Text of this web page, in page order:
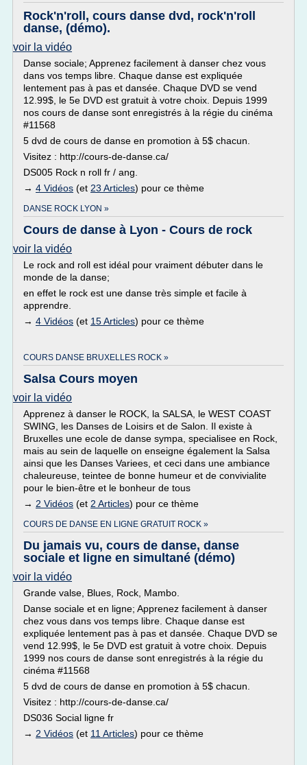
Rock'n'roll, cours danse dvd, rock'n'roll
danse, (démo).
voir la vidéo
Danse sociale; Apprenez facilement à danser chez vous
dans vos temps libre. Chaque danse est expliquée
lentement pas à pas et dansée. Chaque DVD se vend
12.99$, le 5e DVD est gratuit à votre choix. Depuis 1999
nos cours de danse sont enregistrés à la régie du cinéma
#11568
5 dvd de cours de danse en promotion à 5$ chacun.
Visitez : http://cours-de-danse.ca/
DS005 Rock n roll fr / ang.
→ 4 Vidéos (et 23 Articles) pour ce thème
DANSE ROCK LYON »
Cours de danse à Lyon - Cours de rock
voir la vidéo
Le rock and roll est idéal pour vraiment débuter dans le
monde de la danse;
en effet le rock est une danse très simple et facile à
apprendre.
→ 4 Vidéos (et 15 Articles) pour ce thème
COURS DANSE BRUXELLES ROCK »
Salsa Cours moyen
voir la vidéo
Apprenez à danser le ROCK, la SALSA, le WEST COAST
SWING, les Danses de Loisirs et de Salon. Il existe à
Bruxelles une ecole de danse sympa, specialisee en Rock,
mais au sein de laquelle on enseigne également la Salsa
ainsi que les Danses Variees, et ceci dans une ambiance
chaleureuse, teintee de bonne humeur et de convivialite
pour le bien-être et le bonheur de tous
→ 2 Vidéos (et 2 Articles) pour ce thème
COURS DE DANSE EN LIGNE GRATUIT ROCK »
Du jamais vu, cours de danse, danse
sociale et ligne en simultané (démo)
voir la vidéo
Grande valse, Blues, Rock, Mambo.
Danse sociale et en ligne; Apprenez facilement à danser
chez vous dans vos temps libre. Chaque danse est
expliquée lentement pas à pas et dansée. Chaque DVD se
vend 12.99$, le 5e DVD est gratuit à votre choix. Depuis
1999 nos cours de danse sont enregistrés à la régie du
cinéma #11568
5 dvd de cours de danse en promotion à 5$ chacun.
Visitez : http://cours-de-danse.ca/
DS036 Social ligne fr
→ 2 Vidéos (et 11 Articles) pour ce thème